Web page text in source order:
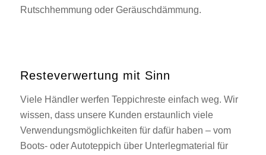
Rutschhemmung oder Geräuschdämmung.
Resteverwertung mit Sinn
Viele Händler werfen Teppichreste einfach weg. Wir
wissen, dass unsere Kunden erstaunlich viele
Verwendungsmöglichkeiten für dafür haben – vom
Boots- oder Autoteppich über Unterlegmaterial für